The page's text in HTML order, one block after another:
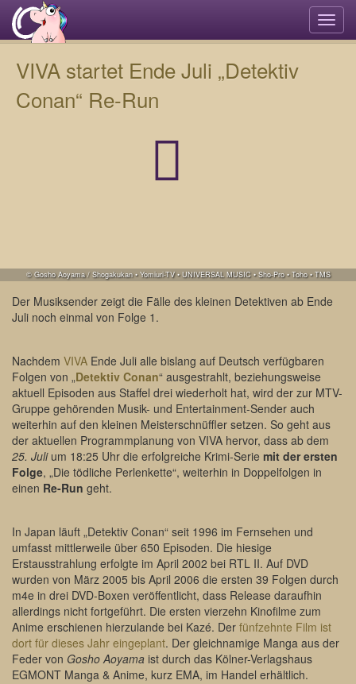
VIVA startet Ende Juli „Detektiv
Conan“ Re-Run
© Gosho Aoyama / Shogakukan • Yomiuri-TV • UNIVERSAL MUSIC • Sho-Pro • Toho • TMS
Der Musiksender zeigt die Fälle des kleinen Detektiven ab Ende
Juli noch einmal von Folge 1.
Nachdem VIVA Ende Juli alle bislang auf Deutsch verfügbaren
Folgen von „Detektiv Conan“ ausgestrahlt, beziehungsweise
aktuell Episoden aus Staffel drei wiederholt hat, wird der zur MTV-
Gruppe gehörenden Musik- und Entertainment-Sender auch
weiterhin auf den kleinen Meisterschnüffler setzen. So geht aus
der aktuellen Programmplanung von VIVA hervor, dass ab dem
25. Julium 18:25 Uhr die erfolgreiche Krimi-Serie mit der ersten
Folge, „Die tödliche Perlenkette“, weiterhin in Doppelfolgen in
einen Re-Run geht.
In Japan läuft „Detektiv Conan“ seit 1996 im Fernsehen und
umfasst mittlerweile über 650 Episoden. Die hiesige
Erstausstrahlung erfolgte im April 2002 bei RTL II. Auf DVD
wurden von März 2005 bis April 2006 die ersten 39 Folgen durch
m4e in drei DVD-Boxen veröffentlicht, dass Release daraufhin
allerdings nicht fortgeführt. Die ersten vierzehn Kinofilme zum
Anime erschienen hierzulande bei Kazé. Der fünfzehnte Film ist
dort für dieses Jahr eingeplant. Der gleichnamige Manga aus der
Feder von Gosho Aoyama ist durch das Kölner-Verlagshaus
EGMONT Manga & Anime, kurz EMA, im Handel erhältlich.